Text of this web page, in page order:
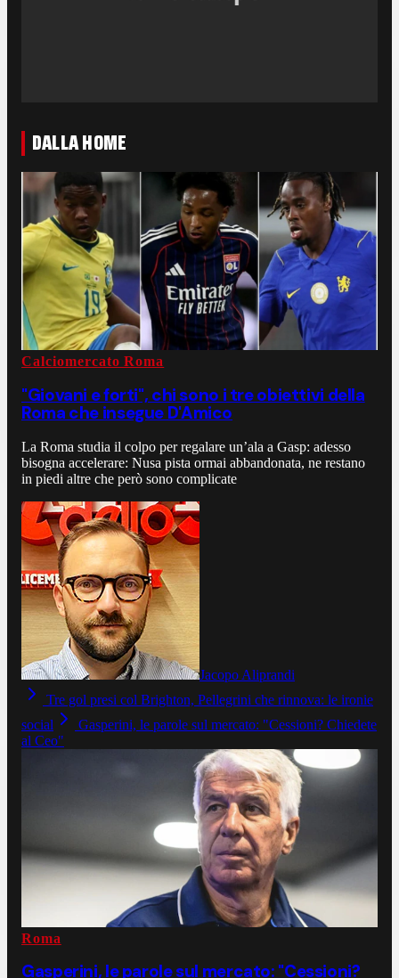
DALLA HOME
Calciomercato Roma
"Giovani e forti", chi sono i tre obiettivi della
Roma che insegue D'Amico
La Roma studia il colpo per regalare un’ala a Gasp: adesso
bisogna accelerare: Nusa pista ormai abbandonata, ne restano
in piedi altre che però sono complicate
Jacopo Aliprandi
Tre gol presi col Brighton, Pellegrini che rinnova: le ironie
social
Gasperini, le parole sul mercato: "Cessioni? Chiedete
al Ceo"
Roma
Gasperini, le parole sul mercato: "Cessioni?